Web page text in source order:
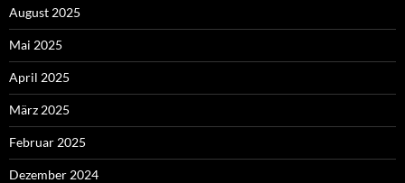
August 2025
Mai 2025
April 2025
März 2025
Februar 2025
Dezember 2024